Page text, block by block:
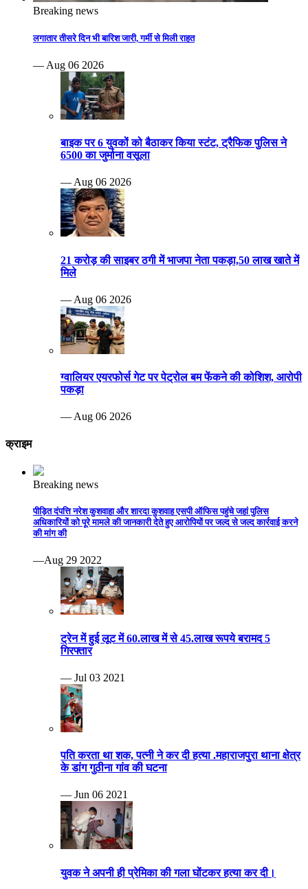
Breaking news
लगातार तीसरे दिन भी बारिश जारी, गर्मी से मिली राहत
— Aug 06 2026
बाइक पर 6 युवकों को बैठाकर किया स्टंट, ट्रैफिक पुलिस ने
6500 का जुर्माना वसूला
— Aug 06 2026
21 करोड़ की साइबर ठगी में भाजपा नेता पकड़ा,50 लाख खाते में
मिले
— Aug 06 2026
ग्वालियर एयरफोर्स गेट पर पेट्रोल बम फेंकने की कोशिश, आरोपी
पकड़ा
— Aug 06 2026
क्राइम
Breaking news
पीड़ित दंपत्ति नरेश कुशवाहा और शारदा कुशवाह एसपी ऑफिस पहुंचे जहां पुलिस
अधिकारियों को पूरे मामले की जानकारी देते हुए आरोपियों पर जल्द से जल्द कार्रवाई करने
की मांग की
—Aug 29 2022
ट्रेन में हुई लूट में 60.लाख में से 45.लाख रूपये बरामद 5
गिरफ्तार
— Jul 03 2021
पति करता था शक, पत्नी ने कर दी हत्या .महाराजपुरा थाना क्षेत्र
के डांग गुठीना गांव की घटना
— Jun 06 2021
युवक ने अपनी ही प्रेमिका की गला घोंटकर हत्या कर दी।